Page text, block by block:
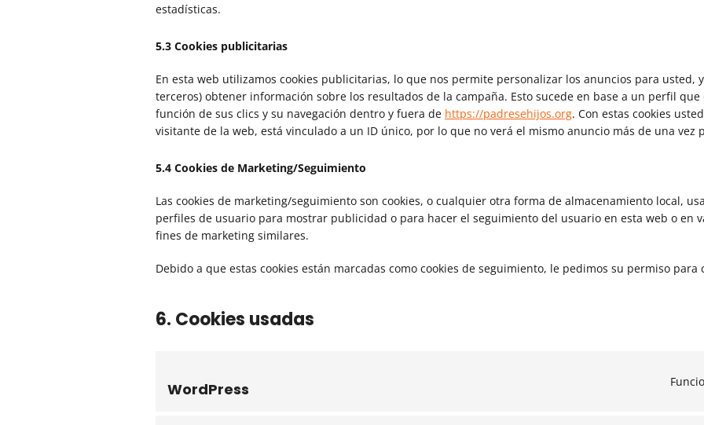
estadísticas.
5.3 Cookies publicitarias
En esta web utilizamos cookies publicitarias, lo que nos permite personalizar los anuncios para usted,
terceros) obtener información sobre los resultados de la campaña. Esto sucede en base a un perfil que
función de sus clics y su navegación dentro y fuera de https://padresehijos.org. Con estas cookies
visitante de la web, está vinculado a un ID único, por lo que no verá el mismo anuncio más de una vez
5.4 Cookies de Marketing/Seguimiento
Las cookies de marketing/seguimiento son cookies, o cualquier otra forma de almacenamiento local,
perfiles de usuario para mostrar publicidad o para hacer el seguimiento del usuario en esta web o en
fines de marketing similares.
Debido a que estas cookies están marcadas como cookies de seguimiento, le pedimos su permiso para
6. Cookies usadas
WordPress